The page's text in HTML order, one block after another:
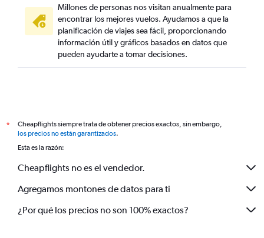
Millones de personas nos visitan anualmente para
encontrar los mejores vuelos. Ayudamos a que la
planificación de viajes sea fácil, proporcionando
información útil y gráficos basados en datos que
pueden ayudarte a tomar decisiones.
*
Cheapflights siempre trata de obtener precios exactos, sin embargo,
los precios no están garantizados.
Esta es la razón:
Cheapflights no es el vendedor.
Agregamos montones de datos para ti
¿Por qué los precios no son 100% exactos?